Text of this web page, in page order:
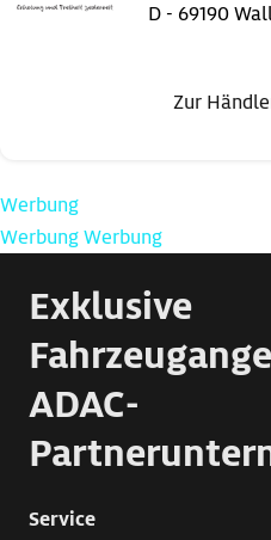
D - 69190
Zur
Werbung
WerbungWerbung
Exklusive
ADAC-
Service